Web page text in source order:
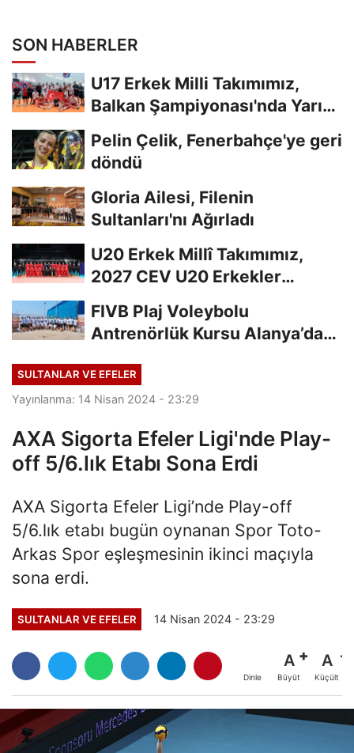
SON HABERLER
U17 Erkek Milli Takımımız,
Balkan Şampiyonası'nda Yarı
Pelin Çelik, Fenerbahçe'ye geri
döndü
Gloria Ailesi, Filenin
Sultanları'nı Ağırladı
U20 Erkek Millî Takımımız,
2027 CEV U20 Erkekler
FIVB Plaj Voleybolu
Antrenörlük Kursu Alanya’da
SULTANLAR VE EFELER
Yayınlanma: 14 Nisan 2024 - 23:29
AXA Sigorta Efeler Ligi'nde Play-
off 5/6.lık Etabı Sona Erdi
AXA Sigorta Efeler Ligi’nde Play-off
5/6.lık etabı bugün oynanan Spor Toto-
Arkas Spor eşleşmesinin ikinci maçıyla
sona erdi.
SULTANLAR VE EFELER 14 Nisan 2024 - 23:29
Dinle
A
Büyüt
A
Küçült